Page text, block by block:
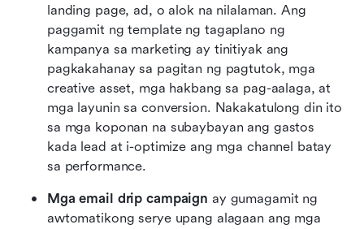
landing page, ad, o alok na nilalaman. Ang
paggamit ng template ng tagaplano ng
kampanya sa marketing ay tinitiyak ang
pagkakahanay sa pagitan ng pagtutok, mga
creative asset, mga hakbang sa pag-aalaga, at
mga layunin sa conversion. Nakakatulong din ito
sa mga koponan na subaybayan ang gastos
kada lead at i-optimize ang mga channel batay
sa performance.
Mga email drip campaign ay gumagamit ng
awtomatikong serye upang alagaan ang mga